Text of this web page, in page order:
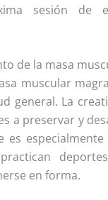
sesión de
de la masa
muscular
general. La
a preservar y
es
en forma.